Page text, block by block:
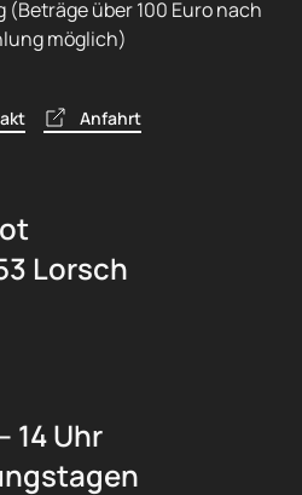
über 100 Euro nach
möglich)
Anfahrt
Lorsch
14 Uhr